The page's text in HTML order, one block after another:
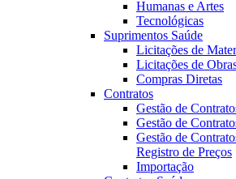
Humanas e Artes
Tecnológicas
Suprimentos Saúde
Licitações de
Licitações de
Compras Diretas
Contratos
Gestão de
Gestão de
Gestão de
Registro de Preços
Importação